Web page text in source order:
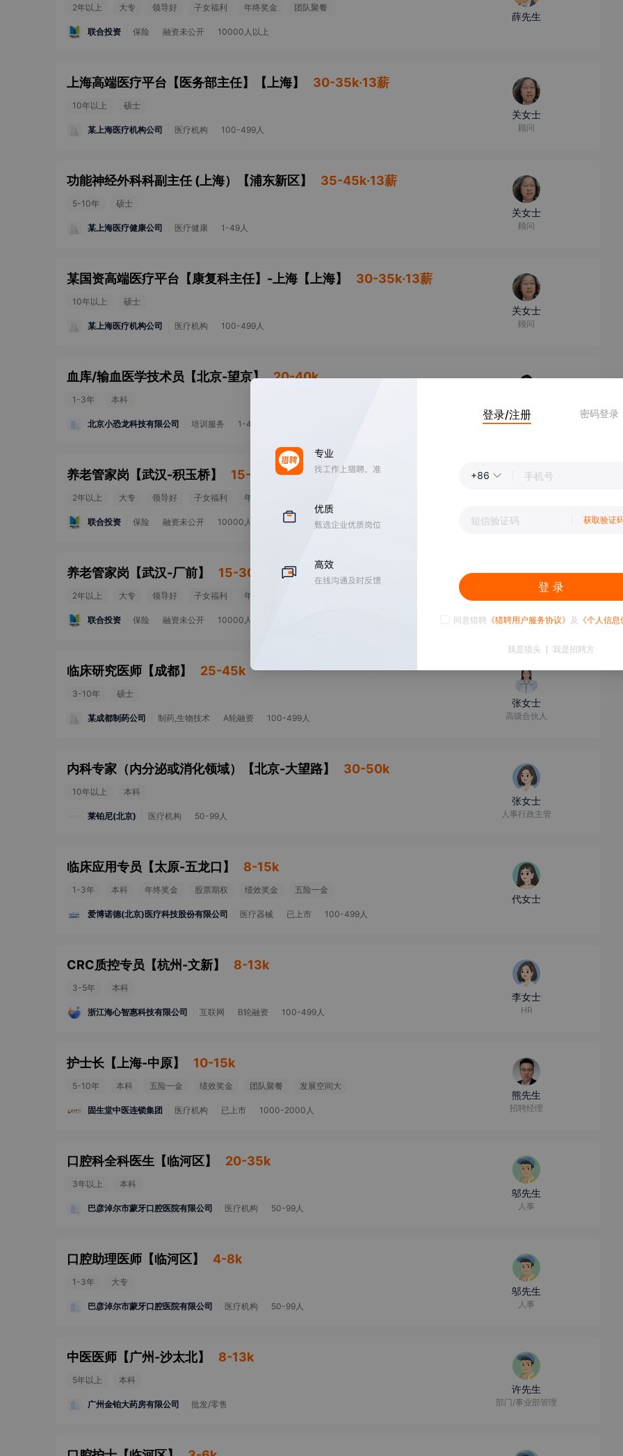
2年以上 大专 领导好 子女福利 年终奖金 团队聚餐
联合投资 保险 融资未公开 10000人以上
薛先生
上海高端医疗平台【医务部主任】 【 上海】 30-35k·13薪
10年以上 硕士
某上海医疗机构公司 医疗机构 100-499人
关女士
顾问
功能神经外科科副主任 (上海） 【浦东新区】 35-45k·13薪
5-10年 硕士
某上海医疗健康公司 医疗健康 1-49人
关女士
顾问
某国资高端医疗平台【康复科主任】-上海 【 上海】 30-35k·13薪
10年以上 硕士
某上海医疗机构公司 医疗机构 100-499人
关女士
顾问
血库/输血医学技术员 【北京-望京】 20-40k
1-3年 本科
北京小恐龙科技有限公司 培训服务 1-49人
张女士
老师
养老管家岗 【武汉-积玉桥】 15-30k
2年以上 大专 领导好 子女福利 年终奖金
联合投资 保险 融资未公开 10000人以上
养老管家岗 【武汉-厂前】 15-30k
2年以上 大专 领导好 子女福利 年终奖金
联合投资 保险 融资未公开 10000人以上
薛先生
临床研究医师 【成都】 25-45k
3-10年 硕士
某成都制药公司 制药,生物技术 A轮融资 100-499人
张女士
高级合伙人
内科专家（内分泌或消化领域） 【北京-大望路】 30-50k
10年以上 本科
莱铂尼(北京) 医疗机构 50-99人
张女士
人事行政主管
临床应用专员 【太原-五龙口 】 8-15k
1-3年 本科 年终奖金 股票期权 绩效奖金 五险一金
爱博诺德(北京)医疗科技股份有限公司 医疗器械 已上市 100-499人
代女士
CRC质控专员 【杭州-文新】 8-13k
3-5年 本科
浙江海心智惠科技有限公司 互联网 B轮融资 100-499人
李女士
HR
护士长 【 上海-中原】 10-15k
5-10年 本科 五险一金 绩效奖金 团队聚餐 发展空间大
固生堂中医连锁集团 医疗机构 已上市 1000-2000人
熊先生
招聘经理
口腔科全科医生 【临河区】 20-35k
3年以上 本科
巴彦淖尔市蒙牙口腔医院有限公司 医疗机构 50-99人
邬先生
人事
口腔助理医师 【临河区】 4-8k
1-3年 大专
巴彦淖尔市蒙牙口腔医院有限公司 医疗机构 50-99人
邬先生
人事
中医医师 【广州-沙太北】 8-13k
5年以上 本科
广州金铂大药房有限公司 批发/零售
许先生
部门/事业部管理
登录/注册 密码登录
+86
获取验证
登 录
同意猎聘 《猎聘用户服务协议》 及 《个人信
我是猎头 我是招聘方